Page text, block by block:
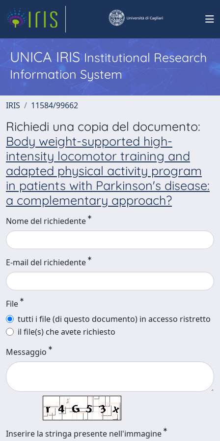
UNICA IRISInstitutional Research
Information System
IRIS 11584/99662
Richiedi una copia del documento:
Body weight-supported high-
intensity locomotor training and
adapted physical activity program
in patients with Parkinson's disease:
a complementary approach?
Nome del richiedente
E-mail del richiedente
File
tutti i file (di questo documento) in accesso ristretto
il file(s) che avete richiesto
Messaggio
Inserire la stringa presente nell'immagine